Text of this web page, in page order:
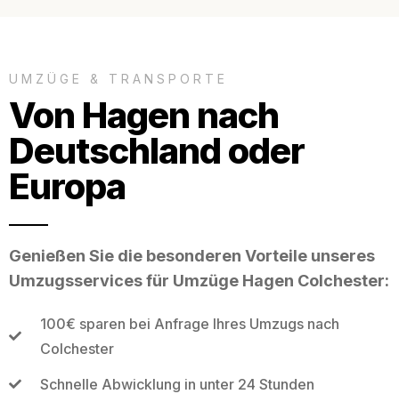
UMZÜGE & TRANSPORTE
Von Hagen nach
Deutschland oder
Europa
Genießen Sie die besonderen Vorteile unseres
Umzugsservices für Umzüge Hagen Colchester:
100€ sparen bei Anfrage Ihres Umzugs nach
Colchester
Schnelle Abwicklung in unter 24 Stunden